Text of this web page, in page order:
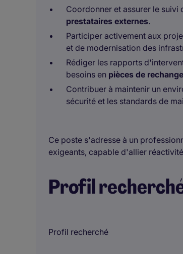
Coordonner et assurer le suivi
prestataires externes.
Participer activement aux
et de modernisation des
Rédiger les rapports
besoins en pièces de rechange
Contribuer à maintenir un
sécurité et les standards de
Ce poste s'adresse à un
exigeants, capable d'allier
Profil
Profil recherché